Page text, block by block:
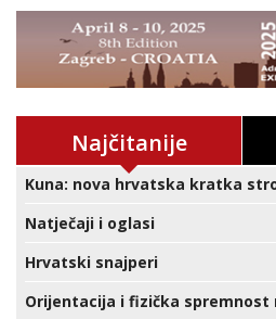
Najčitanije
Kuna: nova hrvatska kratka
Natječaji i oglasi
Hrvatski snajperi
Orijentacija i fizička